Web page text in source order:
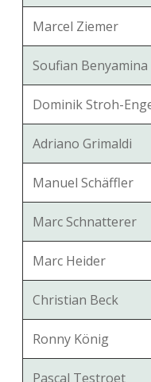
Marcel Ziemer
Soufian Benyamina
Dominik Stroh-
Adriano Grimaldi
Manuel Schäffler
Marc Schnatterer
Marc Heider
Christian Beck
Ronny König
Pascal Testroet